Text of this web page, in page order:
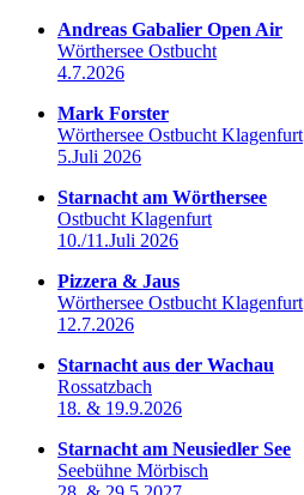
Andreas Gabalier Open Air
Wörthersee Ostbucht
4.7.2026
Mark Forster
Wörthersee Ostbucht Klagenfurt
5.Juli 2026
Starnacht am Wörthersee
Ostbucht Klagenfurt
10./11.Juli 2026
Pizzera & Jaus
Wörthersee Ostbucht Klagenfurt
12.7.2026
Starnacht aus der Wachau
Rossatzbach
18. & 19.9.2026
Starnacht am Neusiedler See
Seebühne Mörbisch